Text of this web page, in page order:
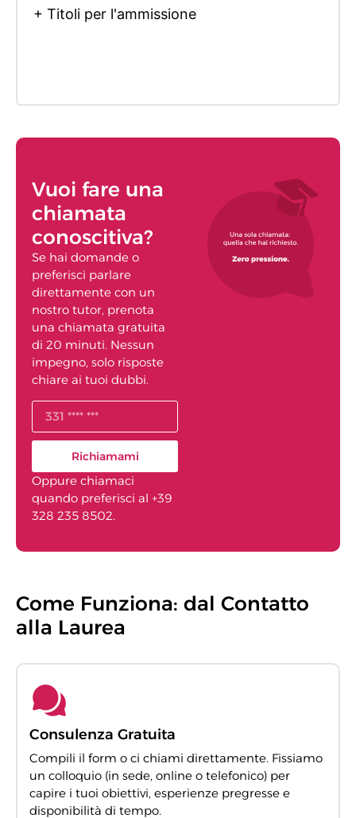
+ Titoli per l'ammissione
Vuoi fare una
chiamata
conoscitiva?
Se hai domande o
preferisci parlare
direttamente con un
nostro tutor, prenota
una chiamata gratuita
di 20 minuti. Nessun
impegno, solo risposte
chiare ai tuoi dubbi.
Richiamami
Oppure chiamaci
quando preferisci al +39
328 235 8502.
Come Funziona: dal Contatto
alla Laurea
Consulenza Gratuita
Compili il form o ci chiami direttamente. Fissiamo
un colloquio (in sede, online o telefonico) per
capire i tuoi obiettivi, esperienze pregresse e
disponibilità di tempo.